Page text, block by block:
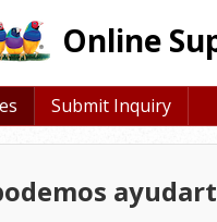
Online
Submit Inquiry